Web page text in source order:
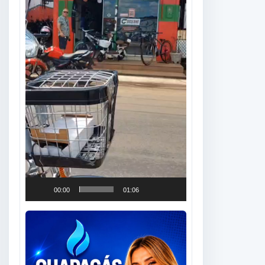
00:00 01:06